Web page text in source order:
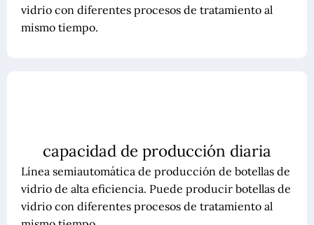
vidrio con diferentes procesos de tratamiento al
mismo tiempo.
capacidad de producción diaria
Línea semiautomática de producción de botellas de
vidrio de alta eficiencia. Puede producir botellas de
vidrio con diferentes procesos de tratamiento al